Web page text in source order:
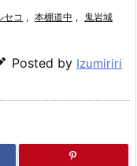
セコ , 本棚道中 , 鬼岩城
Posted by Izumiriri